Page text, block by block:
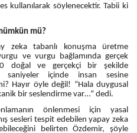
kullanılarak söylenecektir. Tabii ki
mü?
zeka tabanlı konuşma üretme
ve vurgu bağlamında gerçek
doğal ve gerçekçi bir şekilde
saniyeler içinde insan sesine
Hayır öyle değil! “Hala duygusal
bir seslendirme var…” dedi.
önlenmesi için yasal
sesleri tespit edebilen yapay zeka
belirten Özdemir, şöyle